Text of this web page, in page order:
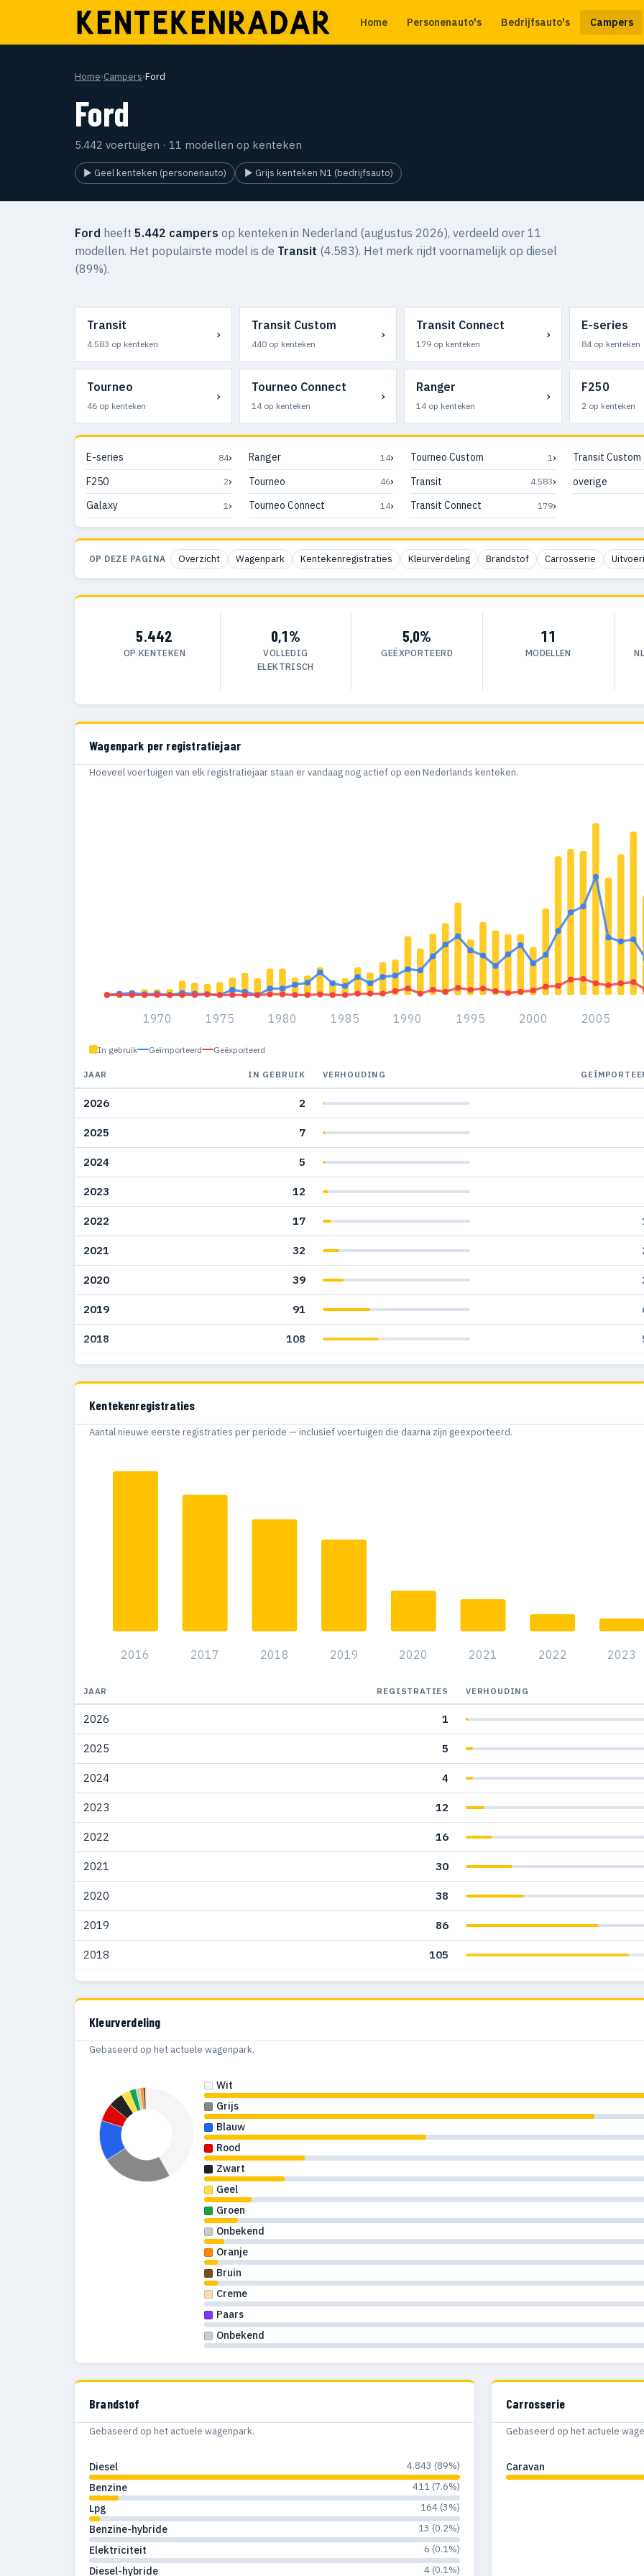
Home Personenauto's Bedrijfsauto's Campers
Home›Campers›Ford
Ford
5.442 voertuigen · 11 modellen op kenteken
▶ Geel kenteken (personenauto) ▶ Grijs kenteken N1 (bedrijfsauto)
Ford heeft 5.442 campers op kenteken in Nederland (augustus 2026), verdeeld over 11
modellen. Het populairste model is de Transit (4.583). Het merk rijdt voornamelijk op diesel
(89%).
Transit
4.583 op kenteken
›
Transit Custom
440 op kenteken
›
Transit Connect
179 op kenteken
›
E-series
84 op kenteken
Tourneo
46 op kenteken
›
Tourneo Connect
14 op kenteken
›
Ranger
14 op kenteken
›
F250
2 op kenteken
E-series 84›
F250 2›
Galaxy 1 ›
Ranger 14›
Tourneo 46›
Tourneo Connect 14›
Tourneo Custom 1 ›
Transit 4.583›
Transit Connect 179›
Transit Custom
overige
OP DEZE PAGINA Overzicht Wagenpark Kentekenregistraties Kleurverdeling Brandstof Carrosserie
5.442
OP KENTEKEN
0,1%
VOLLEDIG
ELEKTRISCH
5,0%
GEËXPORTEERD
11
MODELLEN
Wagenpark per registratiejaar
Hoeveel voertuigen van elk registratiejaar staan er vandaag nog actief op een Nederlands kenteken.
1970 1975 1980 1985 1990 1995 2000 2005
In gebruik Geïmporteerd Geëxporteerd
JAAR IN GEBRUIK VERHOUDING
2026 2
2025 7
2024 5
2023 12
2022 17
2021 32
2020 39
2019 91
2018 108
2017 131
2015 136
253
218
2006
2005
2004
2003
2002
2001
2000
1999
1998
1997
1995
1994 143
1992
1991 72
1990 91
51
43
26
23
1982
1981
1979
1978 26
1977 34
Kentekenregistraties
Aantal nieuwe eerste registraties per periode — inclusief voertuigen die daarna zijn geëxporteerd.
2016 2017 2018 2019 2020 2021 2022 2023
JAAR REGISTRATIES VERHOUDING
2026 1
2025 5
2024 4
2023 12
2022 16
2021 30
2020 38
2019 86
2018 105
2017 128
Kleurverdeling
Gebaseerd op het actuele wagenpark.
Wit
Grijs
Blauw
Rood
Zwart
Geel
Groen
Onbekend
Oranje
Bruin
Creme
Paars
Onbekend
Brandstof
Gebaseerd op het actuele wagenpark.
Diesel 4.843 (89%)
Benzine 411 (7.6%)
Lpg 164 (3%)
Benzine-hybride 13 (0.2%)
Elektriciteit 6 (0.1%)
Diesel-hybride 4 (0.1%)
Carrosserie
Gebaseerd op het actuele
Caravan